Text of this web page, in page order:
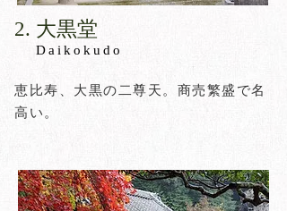
​2. 大黒堂​
Daikokudo
恵比寿、大黒の二尊天。商売繁盛で名
高い。